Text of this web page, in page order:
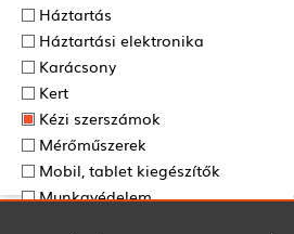
Háztartás
Háztartási elektronika
Karácsony
Kert
Kézi szerszámok
Mérőműszerek
Mobil, tablet kiegészítők
Munkavédelem